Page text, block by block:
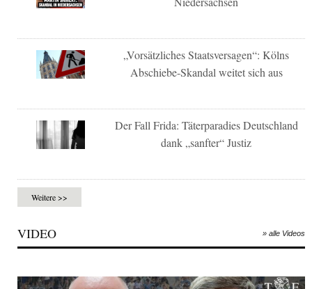
„Vorsätzliches Staatsversagen“: Kölns
Abschiebe-Skandal weitet sich aus
Der Fall Frida: Täterparadies Deutschland
dank „sanfter“ Justiz
Weitere >>
VIDEO » alle Videos